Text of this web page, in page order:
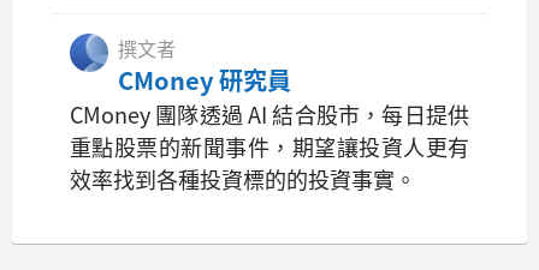
撰文者
CMoney 研究員
CMoney 團隊透過 AI 結合股市，每日提供
重點股票的新聞事件，期望讓投資人更有
效率找到各種投資標的的投資事實。